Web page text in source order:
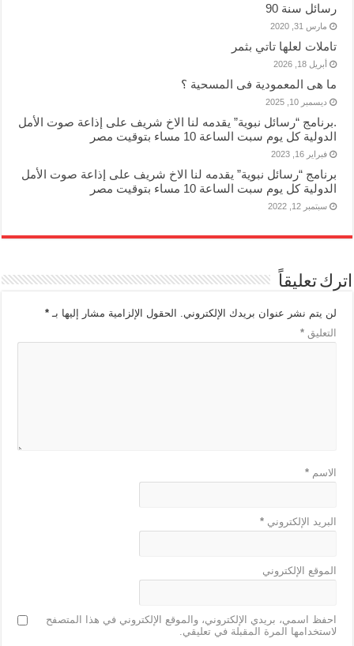
رسائل سنة 90
مارس 31, 2020
تاملات لعلها تاتي بثمر
أبريل 18, 2026
ما هى المعمودية فى المسحية ؟
ديسمبر 10, 2025
.برنامج “رسائل نبوية” يقدمه لنا الاخ شريف على إذاعة صوت الأمل
الدولية كل يوم سبت الساعة 10 مساء بتوقيت مصر
فبراير 16, 2023
برنامج “رسائل نبوية” يقدمه لنا الاخ شريف على إذاعة صوت الأمل
الدولية كل يوم سبت الساعة 10 مساء بتوقيت مصر
سبتمبر 12, 2022
اترك تعليقاً
لن يتم نشر عنوان بريدك الإلكتروني. الحقول الإلزامية مشار إليها بـ*
التعليق*
الاسم*
البريد الإلكتروني*
الموقع الإلكتروني
احفظ اسمي، بريدي الإلكتروني، والموقع الإلكتروني في هذا المتصفح
لاستخدامها المرة المقبلة في تعليقي.